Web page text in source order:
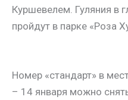
Куршевелем. Гуляния в
пройдут в парке «Роза
Номер «стандарт» в
– 14 января можно